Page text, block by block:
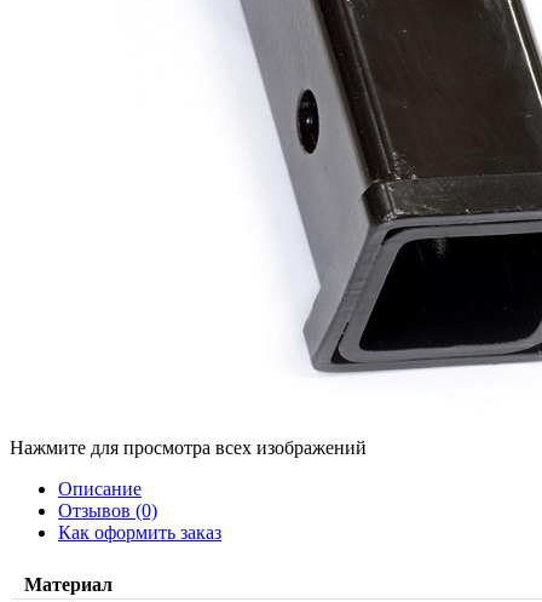
Нажмите для просмотра всех изображений
Описание
Отзывов (0)
Как оформить заказ
Материал